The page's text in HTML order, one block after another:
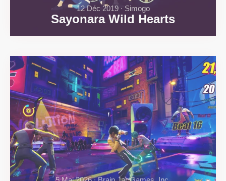
Sayonara Wild Hearts
12 Déc 2019 ∙ Simogo